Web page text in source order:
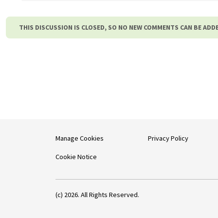
THIS DISCUSSION IS CLOSED, SO NO NEW COMMENTS CAN BE
Manage Cookies
Cookie Notice
Privacy Policy
(c) 2026. All Rights Reserved.